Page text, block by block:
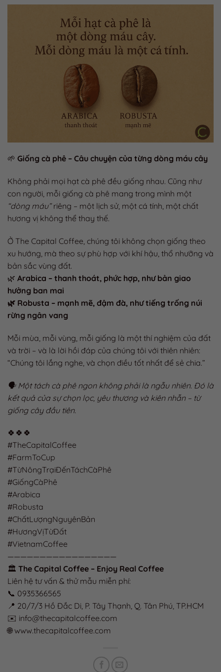
🌱 Giống cà phê – Câu chuyện của từng dòng máu cây
Không phải mọi hạt cà phê đều giống nhau. Cũng như
con người, mỗi giống cà phê mang trong mình một
“dòng máu”riêng – một lịch sử, một cá tính, một chất
hương vị không thể thay thế.
Ở The Capital Coffee, chúng tôi không chọn giống theo
xu hướng, mà theo sự phù hợp với khí hậu, thổ nhưỡng và
bản sắc vùng đất.
🌿 Arabica – thanh thoát, phức hợp, như bản giao
hưởng ban mai
🌿 Robusta – mạnh mẽ, đậm đà, như tiếng trống núi
rừng ngân vang
Mỗi mùa, mỗi vùng, mỗi giống là một thí nghiệm của đất
và trời – và là lời hồi đáp của chúng tôi với thiên nhiên:
“Chúng tôi lắng nghe, và chọn điều tốt nhất để sẻ chia.”
🗣 Một tách cà phê ngon không phải là ngẫu nhiên. Đó là
kết quả của sự chọn lọc, yêu thương và kiên nhẫn – từ
giống cây đầu tiên.
🍀🍀🍀
#TheCapitalCoffee
#FarmToCup
#TừNôngTrạiĐếnTáchCàPhê
#GiốngCàPhê
#Arabica
#Robusta
#ChấtLượngNguyênBản
#HươngVịTừĐất
#VietnamCoffee
—————————————————
🏛️ The Capital Coffee – Enjoy Real Coffee
Liên hệ tư vấn & thử mẫu miễn phí:
📞 0935366565
📍 20/7/3 Hồ Đắc Di, P. Tây Thạnh, Q. Tân Phú, TP.HCM
✉️ info@thecapitalcoffee.com
🌐 www.thecapitalcoffee.com